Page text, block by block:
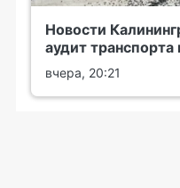
Новости
аудит
вчера, 20:21